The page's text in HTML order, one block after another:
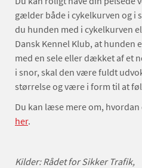
gælder både i cykelkurven og i
du hunden med i cykelkurven
Dansk Kennel Klub, at
med en sele eller dækket af et
i snor, skal den være fuldt
størrelse og være i form til at
Du kan læse mere om,
her.
Kilder: Rådet for Sikker Trafik,